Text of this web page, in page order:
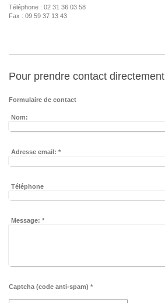
Téléphone : 02 31 36 03 58
Fax : 09 59 37 13 43
Pour prendre contact directement
Formulaire de contact
Nom:
Adresse email: *
Téléphone
Message: *
Captcha (code anti-spam) *